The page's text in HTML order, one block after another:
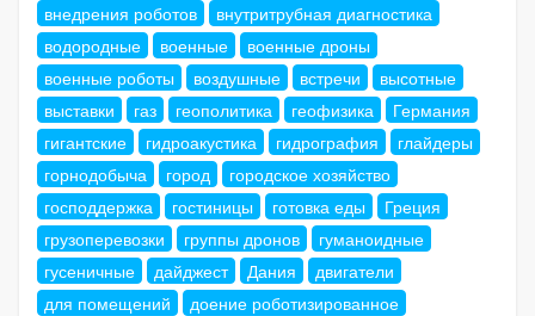
внедрения роботов
внутритрубная диагностика
водородные
военные
военные дроны
военные роботы
воздушные встречи
высотные
выставки
газ геополитика геофизика
Германия
гигантские
гидроакустика гидрография
глайдеры
горнодобыча
город
городское хозяйство
господдержка
гостиницы готовка еды
Греция
грузоперевозки
группы дронов
гуманоидные
гусеничные
дайджест Дания
двигатели
для помещений
доение роботизированное